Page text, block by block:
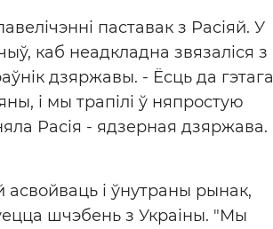
паставак з Расіяй. У
каб неадкладна звязаліся з
дзяржавы. - Ёсць да гэтага
і мы трапілі ў няпростую
Расія - ядзерная дзяржава.
і ўнутраны рынак,
шчэбень з Украіны. "Мы